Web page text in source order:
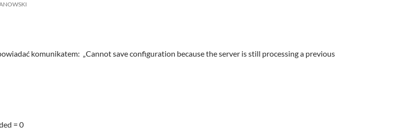
komunikatem: „Cannot save configuration because the server is still processing a previous
= 0